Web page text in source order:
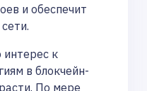
и обеспечит
к
в блокчейн-
По мере